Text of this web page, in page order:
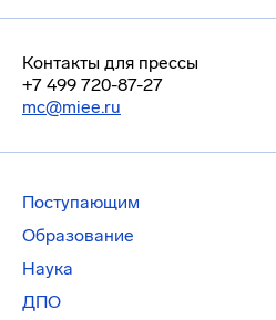
Контакты для прессы
+7 499 720-87-27
mc@miee.ru
Поступающим
Образование
Наука
ДПО